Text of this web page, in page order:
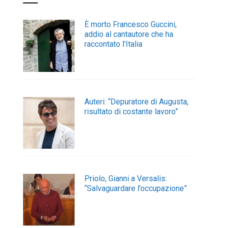
È morto Francesco Guccini,
addio al cantautore che ha
raccontato l’Italia
Auteri: “Depuratore di Augusta,
risultato di costante lavoro”
Priolo, Gianni a Versalis:
“Salvaguardare l’occupazione”